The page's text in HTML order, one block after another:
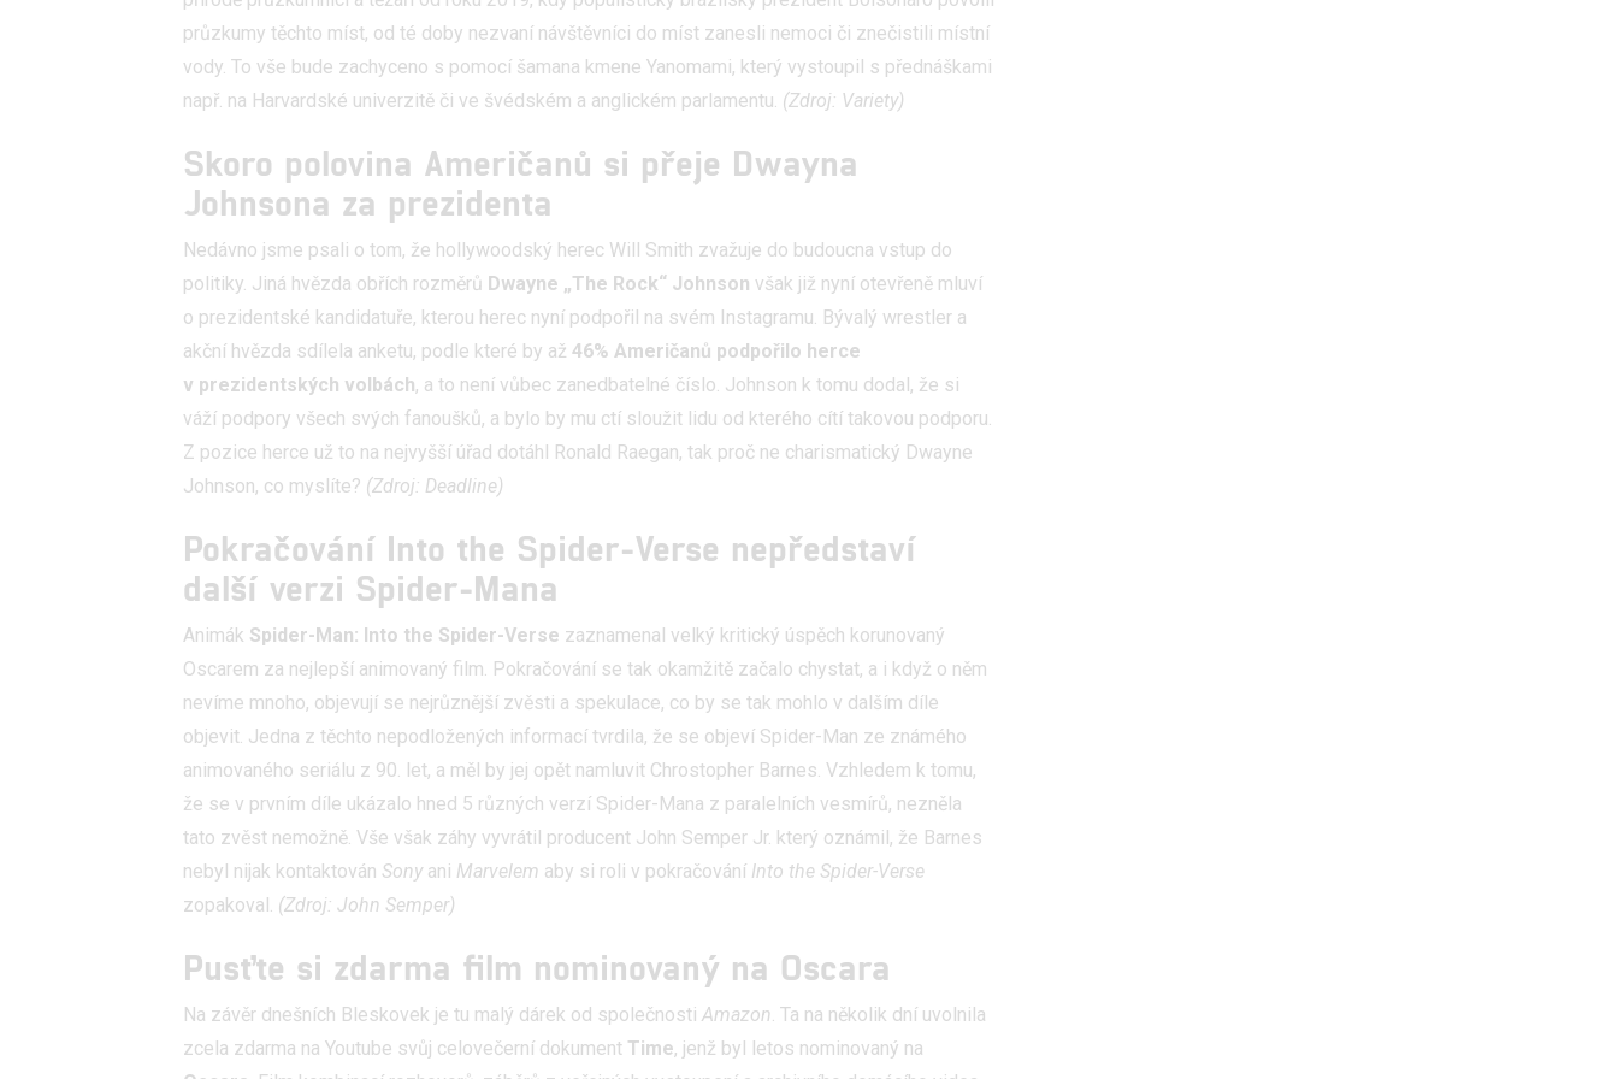
průzkumy těchto míst, od té doby nezvaní návštěvníci do míst zanesli nemoci či znečistili místní
vody. To vše bude zachyceno s pomocí šamana kmene Yanomami, který vystoupil s přednáškami
např. na Harvardské univerzitě či ve švédském a anglickém parlamentu. (Zdroj: Variety)
Skoro polovina Američanů si přeje Dwayna
Johnsona za prezidenta
Nedávno jsme psali o tom, že hollywoodský herec Will Smith zvažuje do budoucna vstup do
politiky. Jiná hvězda obřích rozměrů Dwayne „The Rock“ Johnson však již nyní otevřeně mluví
o prezidentské kandidatuře, kterou herec nyní podpořil na svém Instagramu. Bývalý wrestler a
akční hvězda sdílela anketu, podle které by až 46% Američanů podpořilo herce
v prezidentských volbách, a to není vůbec zanedbatelné číslo. Johnson k tomu dodal, že si
váží podpory všech svých fanoušků, a bylo by mu ctí sloužit lidu od kterého cítí takovou podporu.
Z pozice herce už to na nejvyšší úřad dotáhl Ronald Raegan, tak proč ne charismatický Dwayne
Johnson, co myslíte? (Zdroj: Deadline)
Pokračování Into the Spider-Verse nepředstaví
další verzi Spider-Mana
Animák Spider-Man: Into the Spider-Verse zaznamenal velký kritický úspěch korunovaný
Oscarem za nejlepší animovaný film. Pokračování se tak okamžitě začalo chystat, a i když o něm
nevíme mnoho, objevují se nejrůznější zvěsti a spekulace, co by se tak mohlo v dalším díle
objevit. Jedna z těchto nepodložených informací tvrdila, že se objeví Spider-Man ze známého
animovaného seriálu z 90. let, a měl by jej opět namluvit Chrostopher Barnes. Vzhledem k tomu,
že se v prvním díle ukázalo hned 5 různých verzí Spider-Mana z paralelních vesmírů, nezněla
tato zvěst nemožně. Vše však záhy vyvrátil producent John Semper Jr. který oznámil, že Barnes
nebyl nijak kontaktován Sony ani Marvelem aby si roli v pokračování Into the Spider-Verse
zopakoval. (Zdroj: John Semper)
Pusťte si zdarma film nominovaný na Oscara
Na závěr dnešních Bleskovek je tu malý dárek od společnosti Amazon. Ta na několik dní uvolnila
zcela zdarma na Youtube svůj celovečerní dokument Time, jenž byl letos nominovaný na
Udělením souhlasu s účely a funkcemi zde uvedenými dáváte nám i našim partnerům
možnost: Zajištění bezpečnosti, předcházení a zjišťování podvodů a odstraňování chyb,